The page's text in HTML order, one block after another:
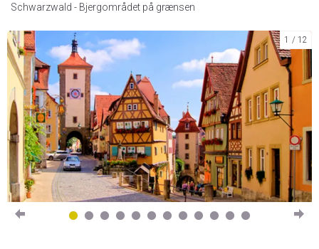
Schwarzwald - Bjergområdet på grænsen
1 12